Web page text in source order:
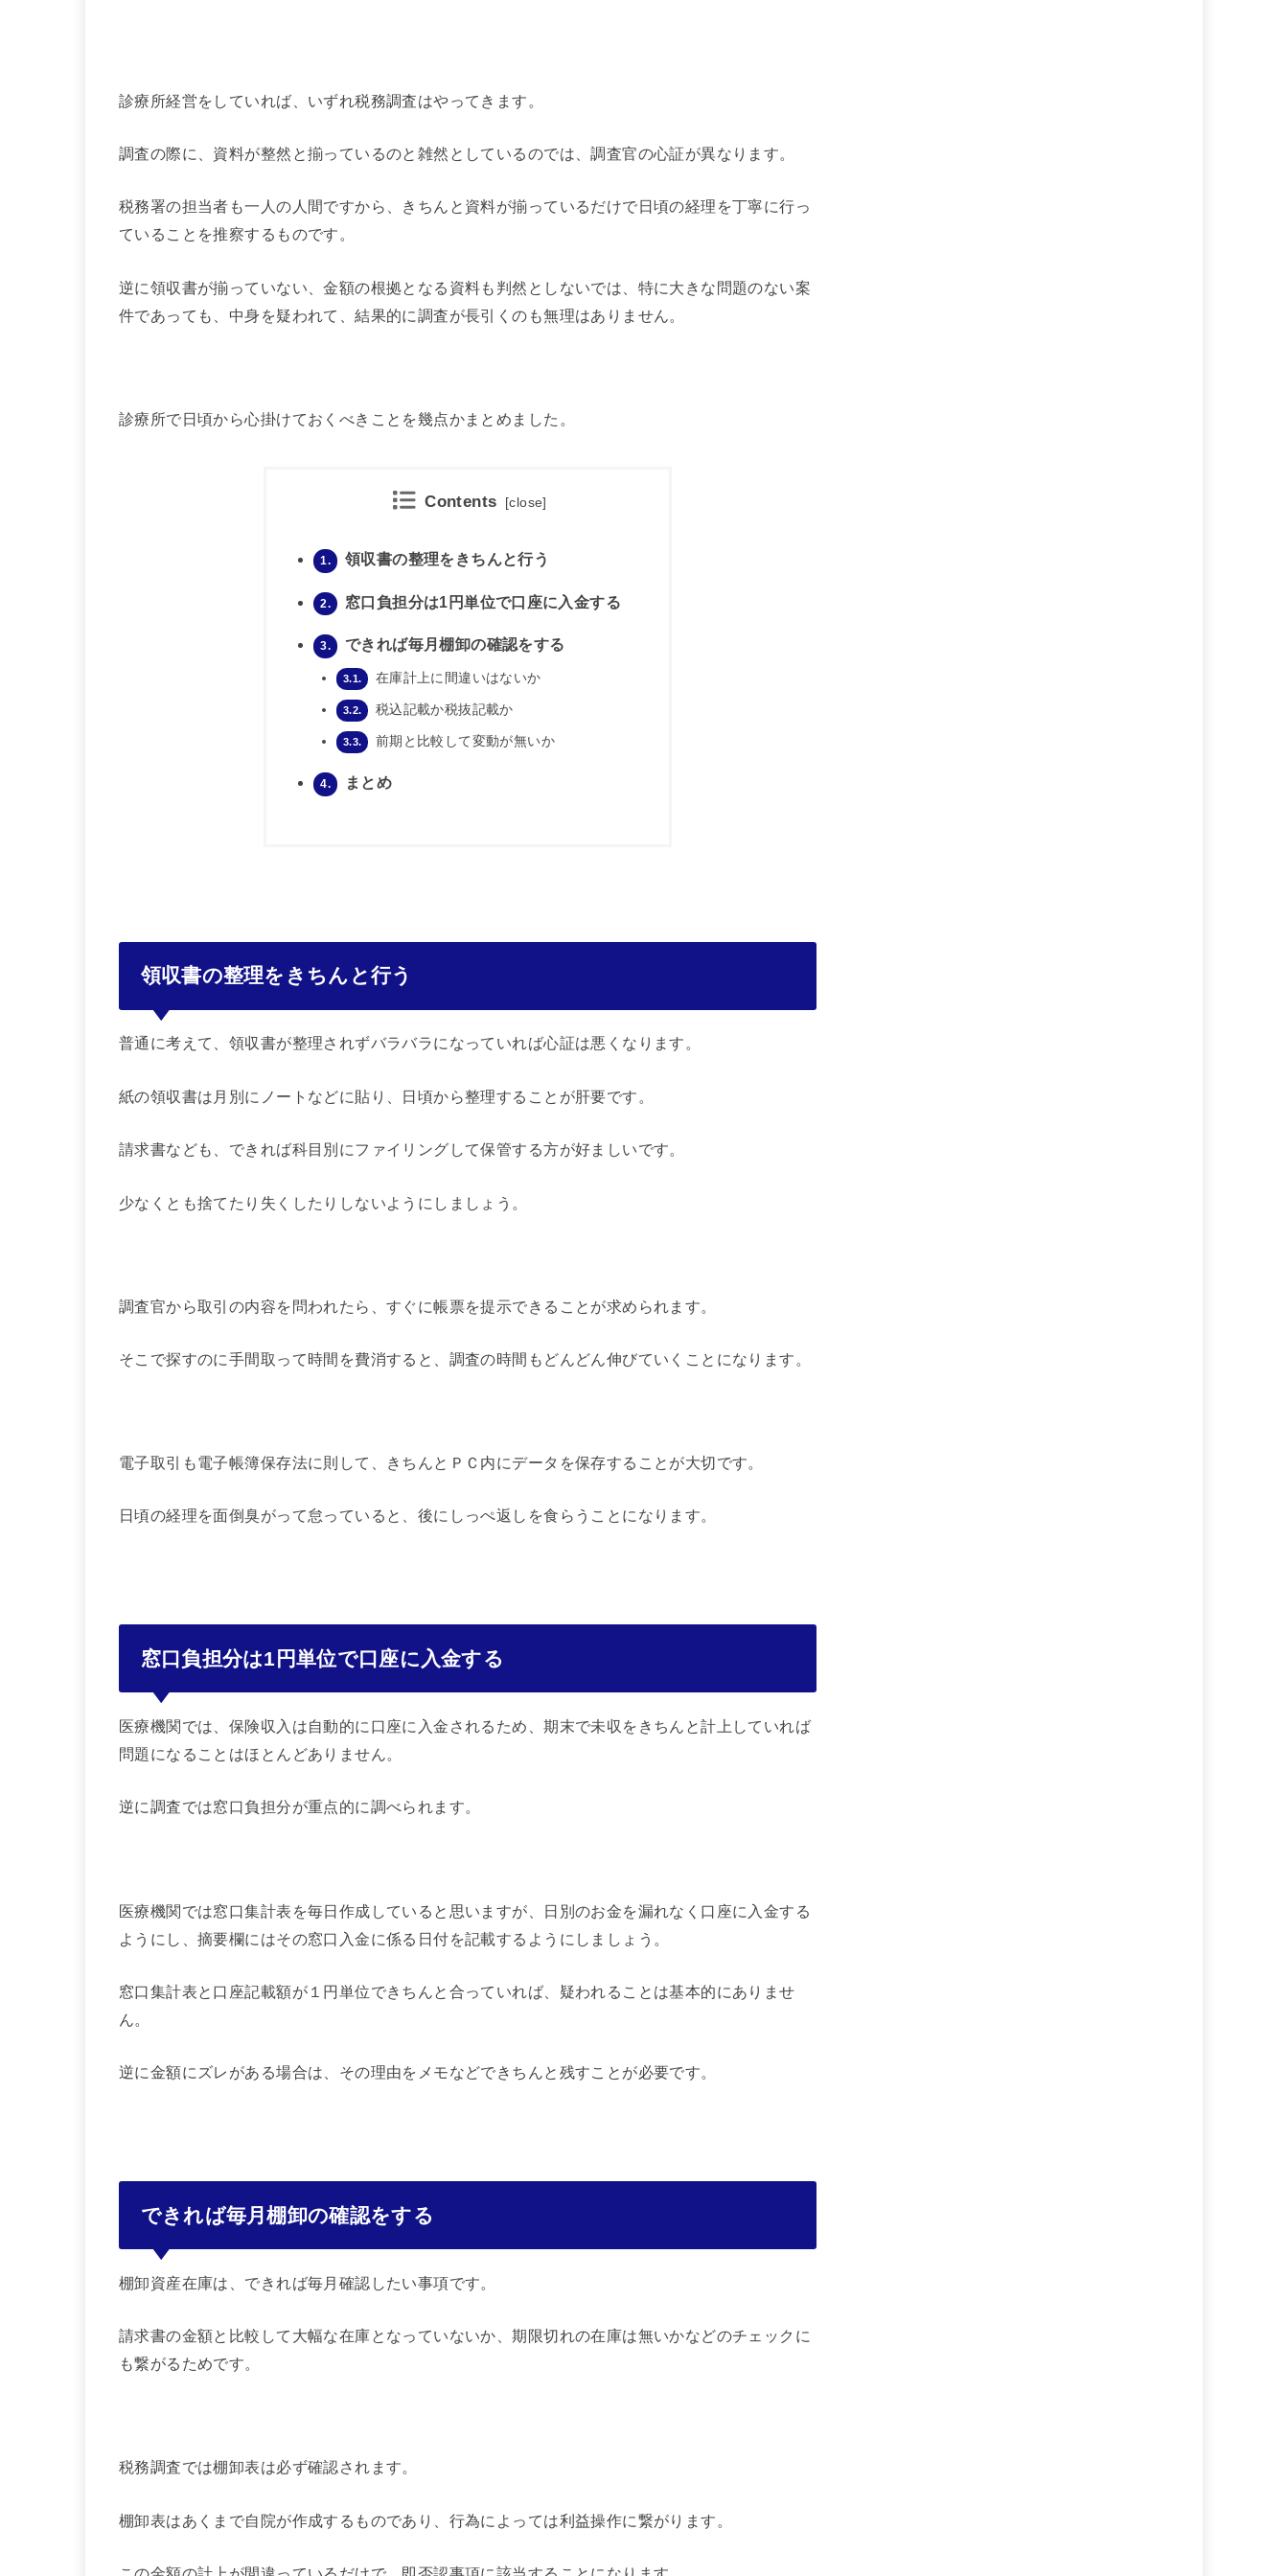
診療所経営をしていれば、いずれ税務調査はやってきます。
調査の際に、資料が整然と揃っているのと雑然としているのでは、調査官の心証が異なります。
税務署の担当者も一人の人間ですから、きちんと資料が揃っているだけで日頃の経理を丁寧に行っ
ていることを推察するものです。
逆に領収書が揃っていない、金額の根拠となる資料も判然としないでは、特に大きな問題のない案
件であっても、中身を疑われて、結果的に調査が長引くのも無理はありません。
診療所で日頃から心掛けておくべきことを幾点かまとめました。
Contents [close]
1. 領収書の整理をきちんと行う
2. 窓口負担分は1円単位で口座に入金する
3. できれば毎月棚卸の確認をする
3.1. 在庫計上に間違いはないか
3.2. 税込記載か税抜記載か
3.3. 前期と比較して変動が無いか
4. まとめ
領収書の整理をきちんと行う
普通に考えて、領収書が整理されずバラバラになっていれば心証は悪くなります。
紙の領収書は月別にノートなどに貼り、日頃から整理することが肝要です。
請求書なども、できれば科目別にファイリングして保管する方が好ましいです。
少なくとも捨てたり失くしたりしないようにしましょう。
調査官から取引の内容を問われたら、すぐに帳票を提示できることが求められます。
そこで探すのに手間取って時間を費消すると、調査の時間もどんどん伸びていくことになります。
電子取引も電子帳簿保存法に則して、きちんとＰＣ内にデータを保存することが大切です。
日頃の経理を面倒臭がって怠っていると、後にしっぺ返しを食らうことになります。
窓口負担分は1円単位で口座に入金する
医療機関では、保険収入は自動的に口座に入金されるため、期末で未収をきちんと計上していれば
問題になることはほとんどありません。
逆に調査では窓口負担分が重点的に調べられます。
医療機関では窓口集計表を毎日作成していると思いますが、日別のお金を漏れなく口座に入金する
ようにし、摘要欄にはその窓口入金に係る日付を記載するようにしましょう。
窓口集計表と口座記載額が１円単位できちんと合っていれば、疑われることは基本的にありませ
ん。
逆に金額にズレがある場合は、その理由をメモなどできちんと残すことが必要です。
できれば毎月棚卸の確認をする
棚卸資産在庫は、できれば毎月確認したい事項です。
請求書の金額と比較して大幅な在庫となっていないか、期限切れの在庫は無いかなどのチェックに
も繋がるためです。
税務調査では棚卸表は必ず確認されます。
棚卸表はあくまで自院が作成するものであり、行為によっては利益操作に繋がります。